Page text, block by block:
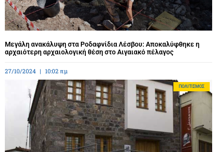
Μεγάλη ανακάλυψη στα Ροδαφνίδια Λέσβου: Αποκαλύφθηκε η
αρχαιότερη αρχαιολογική θέση στο Αιγαιακό πέλαγος
27/10/2024 10:02 πμ
ΠΟΛΙΤΙΣΜΌΣ